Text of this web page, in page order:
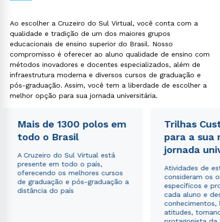
Ao escolher a Cruzeiro do Sul Virtual, você conta com a
qualidade e tradição de um dos maiores grupos
educacionais de ensino superior do Brasil. Nosso
compromisso é oferecer ao aluno qualidade de ensino com
métodos inovadores e docentes especializados, além de
infraestrutura moderna e diversos cursos de graduação e
pós-graduação. Assim, você tem a liberdade de escolher a
melhor opção para sua jornada universitária.
Mais de 1300 polos em
todo o Brasil
A Cruzeiro do Sul Virtual está
presente em todo o país,
oferecendo os melhores cursos
de graduação e pós-graduação a
distância do país
Trilhas
para a sua
jornada
Atividades de
consideram os
específicos e
cada aluno e
conhecimentos,
atitudes,